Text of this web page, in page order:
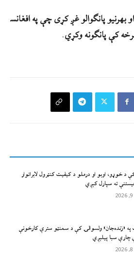
اوبهرنیوپانګوالوغږکړیچېپهافغانس
کېپانګونهوکړي.
د خوړو، اوبو او درملو د کیفیت کنټرول لابراتوار
ته سپارل کېږي
په «زنده‌جان» ولسوالۍ کې د سمنټو سترې کارخونې
چارې سبا پیلېږي